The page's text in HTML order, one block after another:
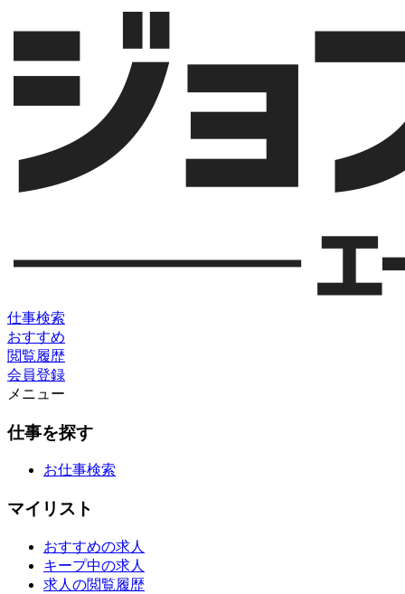
仕事検索
おすすめ
閲覧履歴
会員登録
メニュー
仕事を探す
お仕事検索
マイリスト
おすすめの求人
キープ中の求人
求人の閲覧履歴